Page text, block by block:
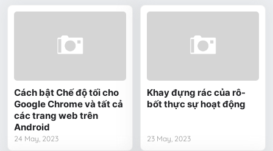
Cách bật Chế độ tối cho
Google Chrome và tất cả
các trang web trên
Android
24 May, 2023
Khay đựng rác của rô-
bốt thực sự hoạt động
23 May, 2023